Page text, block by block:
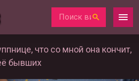
что со мной она кончит,
бывших